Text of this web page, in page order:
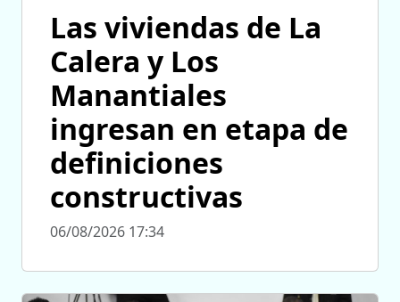
Las viviendas de La
Calera y Los
Manantiales
ingresan en etapa de
definiciones
constructivas
06/08/2026 17:34